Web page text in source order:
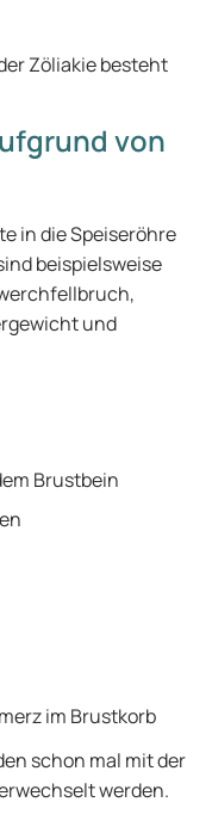
Zöliakie besteht
von
in die Speiseröhre
beispielsweise
und
Brustbein
im Brustkorb
schon mal mit der
werden.